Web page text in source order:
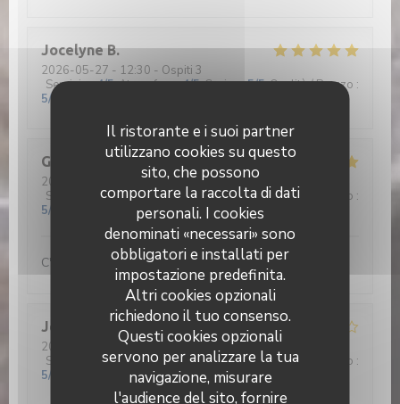
Il ristorante e i suoi partner
utilizzano cookies su questo
sito, che possono
comportare la raccolta di dati
personali. I cookies
denominati «necessari» sono
obbligatori e installati per
impostazione predefinita.
Altri cookies opzionali
richiedono il tuo consenso.
Questi cookies opzionali
servono per analizzare la tua
navigazione, misurare
l'audience del sito, fornire
Jocelyne B
2026-05-27 - 12:30 - Ospiti 3
Servizio:4/5 Atmosfera:4/5 Cucina:5/5 Qualità / Prezzo :
5/5
Gérard
2026-05-26
- 12:30 - Ospiti 2
Servizio
5/5 Atmosfera: 5/5 Cucina:5/5 Qualità / Prezzo :
5/5
C'est beau de voir nos jeunes aux fourneaux...
Jean René D
2026-05-26
- 12:30 - Ospiti 2
Servizio
4/5 Atmosfera: 4 /5 Cucina: 4/5 Qualità / Prezzo :
5/5